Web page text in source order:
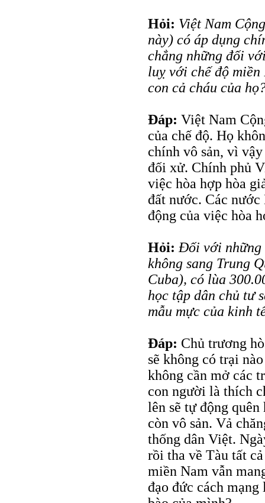
Hỏi: Việt Nam
này) có áp dụng
chẳng những đối
luỵ với chế độ
con cả cháu của
Đáp: Việt Nam
của chế độ. Họ
chính vô sản, vì
đối xử. Chính phủ
việc hòa hợp hòa
đất nước. Các
động của việc hòa
Hỏi: Đối với những
không sang Trung
Cuba), có lùa
học tập dân chủ tư
mẫu mực của kinh
Đáp: Chủ trương
sẽ không có trại
không cần mở các
con người là thích
lên sẽ tự động
còn vô sản. Vả
thống dân Việt.
rồi tha về Tàu tất
miền Nam vẫn
đạo đức cách